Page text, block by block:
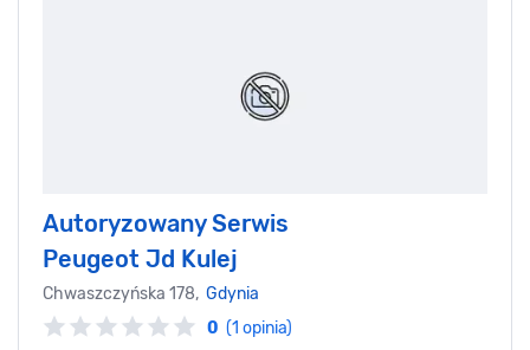
Autoryzowany Serwis
Peugeot Jd Kulej
Chwaszczyńska 178, Gdynia
0 (1 opinia)